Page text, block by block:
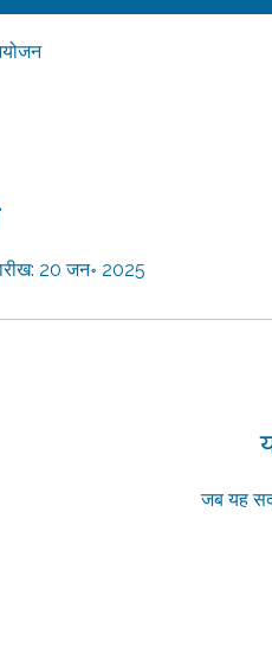
20 जन॰ 2025
जब यह